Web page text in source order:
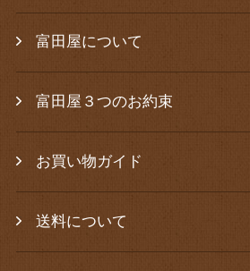
富田屋について
富田屋３つのお約束
お買い物ガイド
送料について